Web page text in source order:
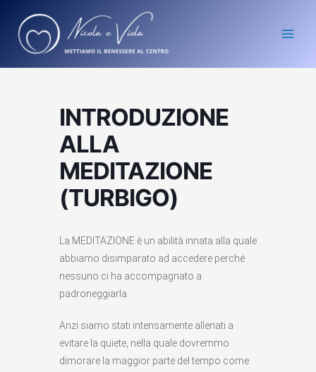
contenuto
INTRODUZIONE
ALLA
MEDITAZIONE
(TURBIGO)
La MEDITAZIONE è un abilità innata alla quale
abbiamo disimparato ad accedere perché
nessuno ci ha accompagnato a
padroneggiarla.
Anzi siamo stati intensamente allenati a
evitare la quiete, nella quale dovremmo
dimorare la maggior parte del tempo come